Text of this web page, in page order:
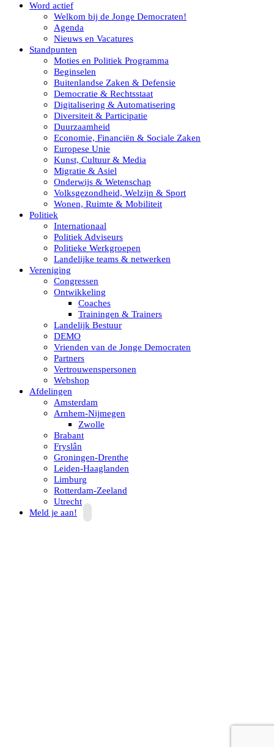
Word actief
Welkom bij de Jonge Democraten!
Agenda
Nieuws en Vacatures
Standpunten
Moties en Politiek Programma
Beginselen
Buitenlandse Zaken & Defensie
Democratie & Rechtsstaat
Digitalisering & Automatisering
Diversiteit & Participatie
Duurzaamheid
Economie, Financiën & Sociale Zaken
Europese Unie
Kunst, Cultuur & Media
Migratie & Asiel
Onderwijs & Wetenschap
Volksgezondheid, Welzijn & Sport
Wonen, Ruimte & Mobiliteit
Politiek
Internationaal
Politiek Adviseurs
Politieke Werkgroepen
Landelijke teams & netwerken
Vereniging
Congressen
Ontwikkeling
Coaches
Trainingen & Trainers
Landelijk Bestuur
DEMO
Vrienden van de Jonge Democraten
Partners
Vertrouwenspersonen
Webshop
Afdelingen
Amsterdam
Arnhem-Nijmegen
Zwolle
Brabant
Fryslân
Groningen-Drenthe
Leiden-Haaglanden
Limburg
Rotterdam-Zeeland
Utrecht
Meld je aan!